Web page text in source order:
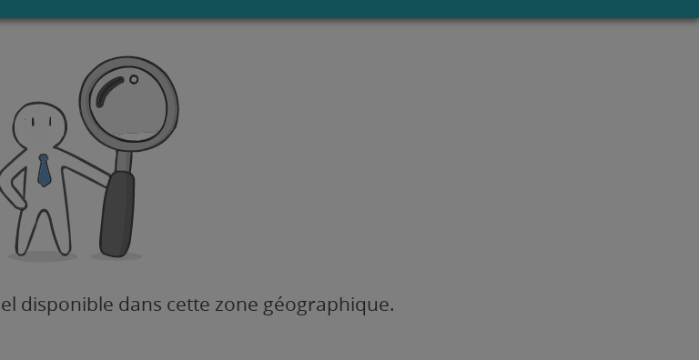
disponible dans cette zone géographique.